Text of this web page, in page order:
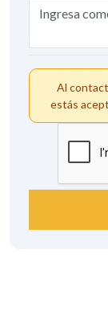
Al
estás